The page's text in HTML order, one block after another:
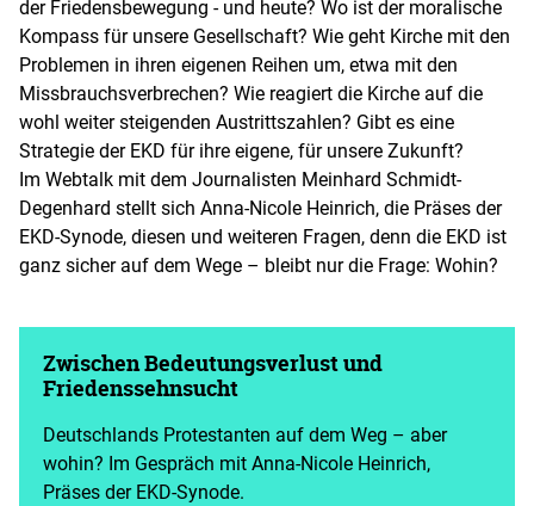
der Friedensbewegung - und heute? Wo ist der moralische
Kompass für unsere Gesellschaft? Wie geht Kirche mit den
Problemen in ihren eigenen Reihen um, etwa mit den
Missbrauchsverbrechen? Wie reagiert die Kirche auf die
wohl weiter steigenden Austrittszahlen? Gibt es eine
Strategie der EKD für ihre eigene, für unsere Zukunft?
Im Webtalk mit dem Journalisten Meinhard Schmidt-
Degenhard stellt sich Anna-Nicole Heinrich, die Präses der
EKD-Synode, diesen und weiteren Fragen, denn die EKD ist
ganz sicher auf dem Wege – bleibt nur die Frage: Wohin?
Zwischen Bedeutungsverlust und
Friedenssehnsucht
Deutschlands Protestanten auf dem Weg – aber
wohin? Im Gespräch mit Anna-Nicole Heinrich,
Präses der EKD-Synode.